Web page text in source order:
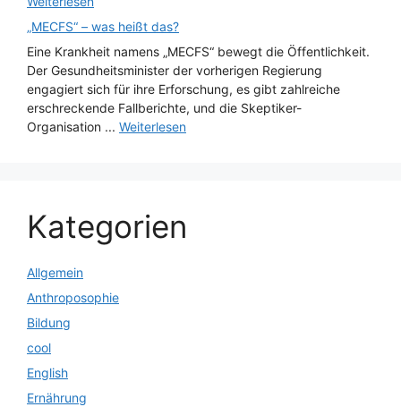
„MECFS“ – was heißt das?
Eine Krankheit namens „MECFS“ bewegt die Öffentlichkeit.
Der Gesundheitsminister der vorherigen Regierung
engagiert sich für ihre Erforschung, es gibt zahlreiche
erschreckende Fallberichte, und die Skeptiker-
Organisation ... Weiterlesen
Kategorien
Allgemein
Anthroposophie
Bildung
cool
English
Ernährung